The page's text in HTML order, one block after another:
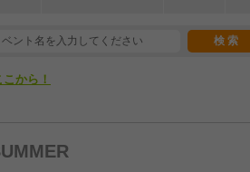
半期編発表！
から！